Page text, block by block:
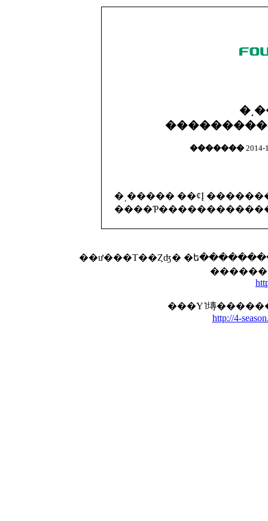
�������2014-
��ư���Τ��Ȥʤ�
http://4-